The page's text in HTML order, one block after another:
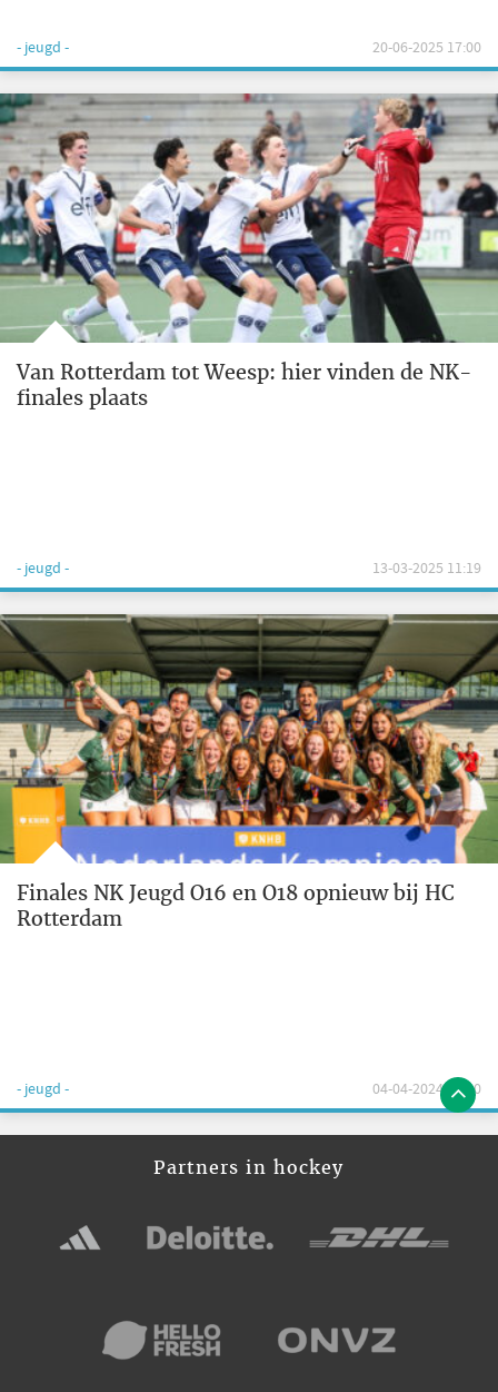
- jeugd - 20-06-2025 17:00
Van Rotterdam tot Weesp: hier vinden de NK-
finales plaats
- jeugd - 13-03-2025 11:19
Finales NK Jeugd O16 en O18 opnieuw bij HC
Rotterdam
- jeugd - 04-04-2024 12:00
Partners in hockey